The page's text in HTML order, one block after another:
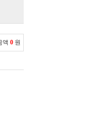
액 0 원